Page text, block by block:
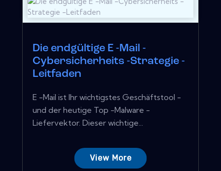
Die endgültige E -Mail -
Cybersicherheits -Strategie -
Leitfaden
E -Mail ist Ihr wichtigstes Geschäftstool -
und der heutige Top -Malware -
Liefervektor. Dieser wichtige...
View More